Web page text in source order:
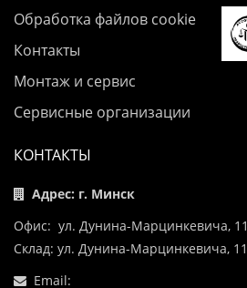
Обработка файлов cookie
Контакты
Монтаж и сервис
Сервисные организации
КОНТАКТЫ
Адрес: г. Минск
Офис: ул. Дунина-Марцинкевича, 11
Склад: ул. Дунина-Марцинкевича, 11
Email: